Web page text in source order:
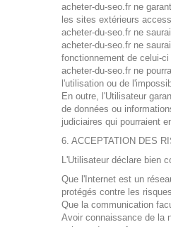
acheter-du-seo.fr ne
les sites extérieurs
acheter-du-seo.fr ne
acheter-du-seo.fr ne
fonctionnement de celui-ci
acheter-du-seo.fr ne
l'utilisation ou de
En outre, l'Utilisateur
de données ou
judiciaires qui pourraient
6. ACCEPTATION DES
L'Utilisateur déclare bien
Que l'Internet est un
protégés contre les
Que la communication
Avoir connaissance de la